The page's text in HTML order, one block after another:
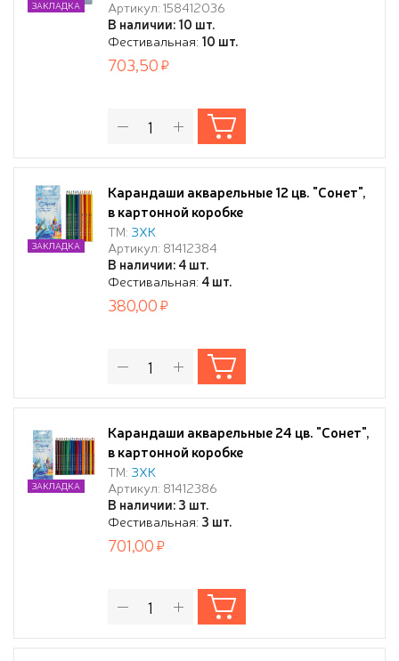
Артикул: 158412036
В наличии: 10 шт.
Фестивальная: 10 шт.
ЗАКЛАДКА
703,50
Карандаши акварельные 12 цв. "Сонет",
в картонной коробке
ТМ: ЗХК
Артикул: 81412384
В наличии: 4 шт.
Фестивальная: 4 шт.
ЗАКЛАДКА
380,00
Карандаши акварельные 24 цв. "Сонет",
в картонной коробке
ТМ: ЗХК
Артикул: 81412386
В наличии: 3 шт.
Фестивальная: 3 шт.
ЗАКЛАДКА
701,00